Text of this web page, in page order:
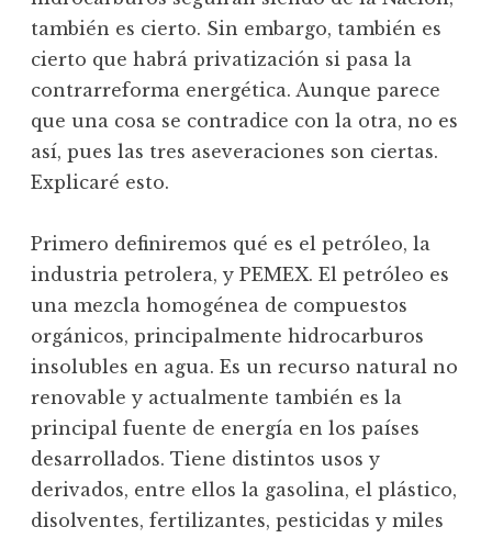
también es cierto. Sin embargo, también es
cierto que habrá privatización si pasa la
contrarreforma energética. Aunque parece
que una cosa se contradice con la otra, no es
así, pues las tres aseveraciones son ciertas.
Explicaré esto.
Primero definiremos qué es el petróleo, la
industria petrolera, y PEMEX. El petróleo es
una mezcla homogénea de compuestos
orgánicos, principalmente hidrocarburos
insolubles en agua. Es un recurso natural no
renovable y actualmente también es la
principal fuente de energía en los países
desarrollados. Tiene distintos usos y
derivados, entre ellos la gasolina, el plástico,
disolventes, fertilizantes, pesticidas y miles